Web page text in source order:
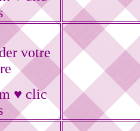
votre
♥ clic